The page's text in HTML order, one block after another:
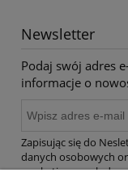
Newsletter
Podaj swój adres
informacje o
Zapisując się do
danych osobowych
marketingowych